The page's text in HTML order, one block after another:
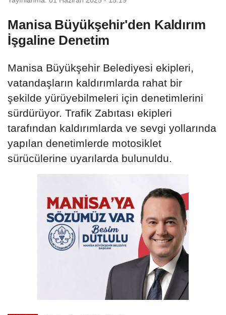
Manisa Büyükşehir'den Kaldırım
İşgaline Denetim
Manisa Büyükşehir Belediyesi ekipleri,
vatandaşların kaldırımlarda rahat bir
şekilde yürüyebilmeleri için denetimlerini
sürdürüyor. Trafik Zabıtası ekipleri
tarafından kaldırımlarda ve sevgi yollarında
yapılan denetimlerde motosiklet
sürücülerine uyarılarda bulunuldu.